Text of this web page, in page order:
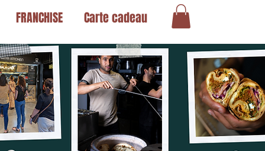
FRANCHISE Carte cadeau